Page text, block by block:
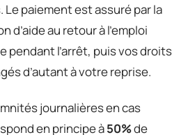
Le paiement est assuré par la
d’aide au retour à l’emploi
pendant l’arrêt, puis vos droits
d’autant à votre reprise.
journalières en cas
en principe à50%de